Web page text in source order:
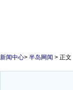
新闻中心> 半岛网闻 > 正文